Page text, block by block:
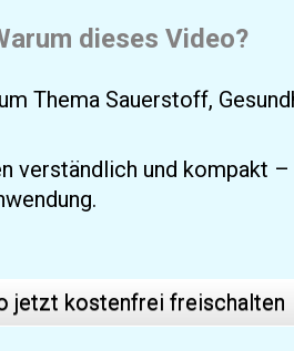
dieses Video?
Thema Sauerstoff,
und kompakt
jetzt kostenfrei freischalten